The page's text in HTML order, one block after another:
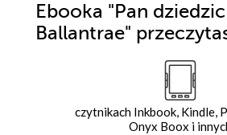
Ebooka "Pan dziedzic
Ballantrae"
czytnikach Inkbook, Kindle,
Onyx Boox i